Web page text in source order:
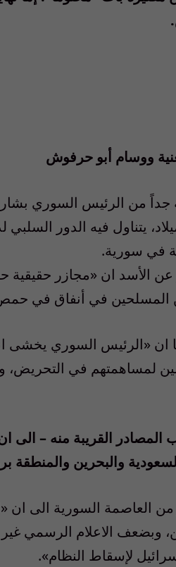
ووسام أبو حرفوش
من الرئيس السوري بشار
يتناول فيه الدور
في سورية.
عن الأسد ان «مجازر
المسلحين في أنفاق في حمص
ان «الرئيس السوري يخشى
لمساهمتهم في
القريبة منه –
والبحرين
العاصمة السورية الى
وبضعف الاعلام الرسمي
لإسقاط النظام».